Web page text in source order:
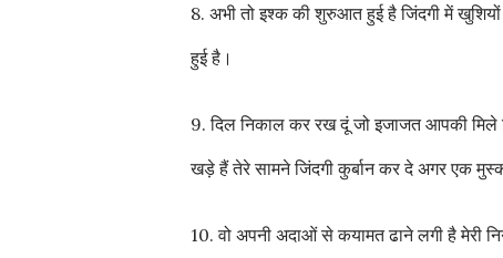
8. अभी तो इश्क की शुरुआत हुई है जिंदगी में
हुई है।
9. दिल निकाल कर रख दूं जो इजाजत आपकी मिले
खड़े हैं तेरे सामने जिंदगी कुर्बान कर दे अगर एक
10. वो अपनी अदाओं से कयामत ढाने लगी है मेरी